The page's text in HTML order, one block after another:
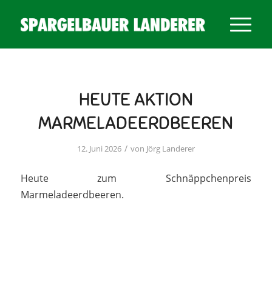
HEUTE AKTION
MARMELADEERDBEEREN
12. Juni 2026 / von Jörg Landerer
Heute zum Schnäppchenpreis
Marmeladeerdbeeren.